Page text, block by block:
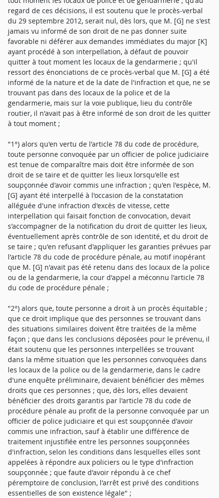
regard de ces décisions, il est soutenu que le procès-verbal
du 29 septembre 2012, serait nul, dès lors, que M. [G] ne s'est
jamais vu informé de son droit de ne pas donner suite
favorable ni déférer aux demandes immédiates du major [K]
ayant procédé à son interpellation, à défaut de pouvoir
quitter à tout moment les locaux de la gendarmerie ; qu'il
ressort des énonciations de ce procès-verbal que M. [G] a été
informé de la nature et de la date de l'infraction et que, ne se
trouvant pas dans des locaux de la police et de la
gendarmerie, mais sur la voie publique, lieu du contrôle
routier, il n'avait pas à être informé de son droit de les quitter
à tout moment ;
"1°) alors qu'en vertu de l'article 78 du code de procédure,
toute personne convoquée par un officier de police judiciaire
est tenue de comparaître mais doit être informée de son
droit de se taire et de quitter les lieux lorsqu'elle est
soupçonnée d'avoir commis une infraction ; qu'en l'espèce, M.
[G] ayant été interpellé à l'occasion de la constatation
alléguée d'une infraction d'excès de vitesse, cette
interpellation qui faisait fonction de convocation, devait
s'accompagner de la notification du droit de quitter les lieux,
éventuellement après contrôle de son identité, et du droit de
se taire ; qu'en refusant d'appliquer les garanties prévues par
l'article 78 du code de procédure pénale, au motif inopérant
que M. [G] n'avait pas été retenu dans des locaux de la police
ou de la gendarmerie, la cour d'appel a méconnu l'article 78
du code de procédure pénale ;
"2°) alors que, toute personne a droit à un procès équitable ;
que ce droit implique que des personnes se trouvant dans
des situations similaires doivent être traitées de la même
façon ; que dans les conclusions déposées pour le prévenu, il
était soutenu que les personnes interpellées se trouvant
dans la même situation que les personnes convoquées dans
les locaux de la police ou de la gendarmerie, dans le cadre
d'une enquête préliminaire, devaient bénéficier des mêmes
droits que ces personnes ; que, dès lors, elles devaient
bénéficier des droits garantis par l'article 78 du code de
procédure pénale au profit de la personne convoquée par un
officier de police judiciaire et qui est soupçonnée d'avoir
commis une infraction, sauf à établir une différence de
traitement injustifiée entre les personnes soupçonnées
d'infraction, selon les conditions dans lesquelles elles sont
appelées à répondre aux policiers ou le type d'infraction
soupçonnée ; que faute d'avoir répondu à ce chef
péremptoire de conclusion, l'arrêt est privé des conditions
essentielles de son existence légale" ;